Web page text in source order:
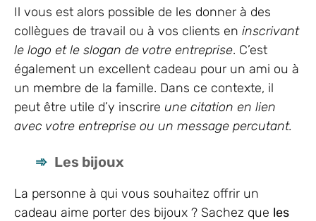
Il vous est alors possible de les donner à des
collègues de travail ou à vos clients en inscrivant
le logo et le slogan de votre entreprise. C’est
également un excellent cadeau pour un ami ou à
un membre de la famille. Dans ce contexte, il
peut être utile d’y inscrire une citation en lien
avec votre entreprise ou un message percutant.
Les bijoux
La personne à qui vous souhaitez offrir un
cadeau aime porter des bijoux ? Sachez que les